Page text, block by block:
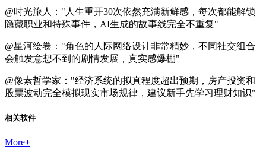
@时光旅人："人生重开30次依然充满新鲜感，每次都能解锁
隐藏职业和特殊事件，AI生成的故事线完全不重复"
@星河绘卷："角色的人际网络设计非常精妙，不同社交组合
会触发意想不到的剧情发展，真实感爆棚"
@像素哲学家："经济系统的拟真程度超出预期，房产投资和
股票波动完全模拟现实市场规律，建议新手先学习理财知识"
相关软件
More+